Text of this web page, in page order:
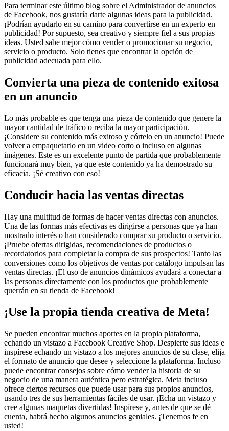
Para terminar este último blog sobre el Administrador de anuncios
de Facebook, nos gustaría darte algunas ideas para la publicidad.
¡Podrían ayudarlo en su camino para convertirse en un experto en
publicidad! Por supuesto, sea creativo y siempre fiel a sus propias
ideas. Usted sabe mejor cómo vender o promocionar su negocio,
servicio o producto. Solo tienes que encontrar la opción de
publicidad adecuada para ello.
Convierta una pieza de contenido exitosa
en un anuncio
Lo más probable es que tenga una pieza de contenido que genere la
mayor cantidad de tráfico o reciba la mayor participación.
¡Considere su contenido más exitoso y córtelo en un anuncio! Puede
volver a empaquetarlo en un video corto o incluso en algunas
imágenes. Este es un excelente punto de partida que probablemente
funcionará muy bien, ya que este contenido ya ha demostrado su
eficacia. ¡Sé creativo con eso!
Conducir hacia las ventas directas
Hay una multitud de formas de hacer ventas directas con anuncios.
Una de las formas más efectivas es dirigirse a personas que ya han
mostrado interés o han considerado comprar su producto o servicio.
¡Pruebe ofertas dirigidas, recomendaciones de productos o
recordatorios para completar la compra de sus prospectos! Tanto las
conversiones como los objetivos de ventas por catálogo impulsan las
ventas directas. ¡El uso de anuncios dinámicos ayudará a conectar a
las personas directamente con los productos que probablemente
querrán en su tienda de Facebook!
¡Use la propia tienda creativa de Meta!
Se pueden encontrar muchos aportes en la propia plataforma,
echando un vistazo a Facebook Creative Shop. Despierte sus ideas e
inspírese echando un vistazo a los mejores anuncios de su clase, elija
el formato de anuncio que desee y seleccione la plataforma. Incluso
puede encontrar consejos sobre cómo vender la historia de su
negocio de una manera auténtica pero estratégica. Meta incluso
ofrece ciertos recursos que puede usar para sus propios anuncios,
usando tres de sus herramientas fáciles de usar. ¡Echa un vistazo y
cree algunas maquetas divertidas! Inspírese y, antes de que se dé
cuenta, habrá hecho algunos anuncios geniales. ¡Tenemos fe en
usted!